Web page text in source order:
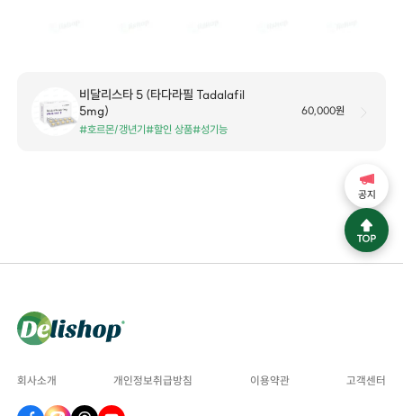
비달리스타 5 (타다라필 Tadalafil
5mg)
#호르몬/갱년기#할인 상품#성기능
60,000원
회사소개 개인정보취급방침 이용약관 고객센터
공지